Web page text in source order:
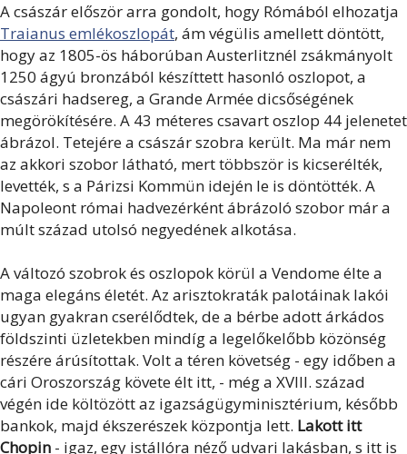
A császár először arra gondolt, hogy Rómából elhozatja
Traianus emlékoszlopát, ám végülis amellett döntött,
hogy az 1805-ös háborúban Austerlitznél zsákmányolt
1250 ágyú bronzából készíttett hasonló oszlopot, a
császári hadsereg, a Grande Armée dicsőségének
megörökítésére. A 43 méteres csavart oszlop 44 jelenetet
ábrázol. Tetejére a császár szobra került. Ma már nem
az akkori szobor látható, mert többször is kicserélték,
levették, s a Párizsi Kommün idején le is döntötték. A
Napoleont római hadvezérként ábrázoló szobor már a
múlt század utolsó negyedének alkotása.
A változó szobrok és oszlopok körül a Vendome élte a
maga elegáns életét. Az arisztokraták palotáinak lakói
ugyan gyakran cserélődtek, de a bérbe adott árkádos
földszinti üzletekben mindíg a legelőkelőbb közönség
részére árúsítottak. Volt a téren követség - egy időben a
cári Oroszország követe élt itt, - még a XVIII. század
végén ide költözött az igazságügyminisztérium, később
bankok, majd ékszerészek központja lett. Lakott itt
Chopin - igaz, egy istállóra néző udvari lakásban, s itt is